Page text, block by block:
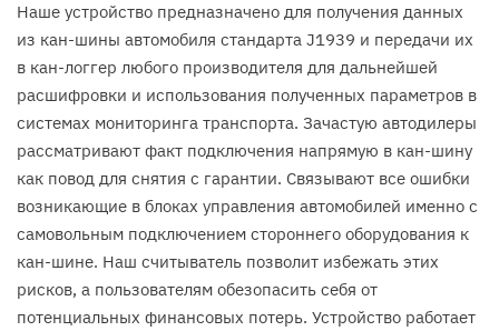
Наше устройство предназначено для получения данных
из кан-шины автомобиля стандарта J1939 и передачи их
в кан-логгер любого производителя для дальнейшей
расшифровки и использования полученных параметров в
системах мониторинга транспорта. Зачастую автодилеры
рассматривают факт подключения напрямую в кан-шину
как повод для снятия с гарантии. Связывают все ошибки
возникающие в блоках управления автомобилей именно с
самовольным подключением стороннего оборудования к
кан-шине. Наш считыватель позволит избежать этих
рисков, а пользователям обезопасить себя от
потенциальных финансовых потерь. Устройство работает